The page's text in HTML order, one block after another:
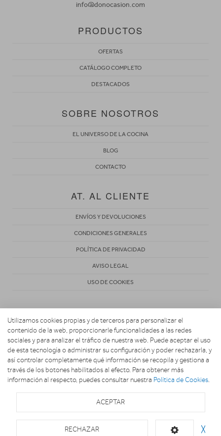
info@donocasion.com
PRODUCTOS
OFERTAS
CATÁLOGO COMPLETO
DESTACADOS
SOBRE NOSOTROS
EL UNIVERSO DE LA COCINA
BLOG
CONTACTO
AT. AL CLIENTE
ENVÍOS Y DEVOLUCIONES
CONDICIONES GENERALES
POLÍTICA DE PRIVACIDAD
AVISO LEGAL
USO DE COOKIES
Copyright 2026. EL UNIVERSO DE LA COCINA
Utilizamos cookies propias y de terceros para personalizar el
contenido de la web, proporcionarle funcionalidades a las redes
sociales y para analizar el tráfico de nuestra web. Puede aceptar el uso
de esta tecnología o administrar su configuración y poder rechazarla, y
así controlar completamente qué información se recopila y gestiona a
través de los botones habilitados al efecto. Para obtener más
información al respecto, puedes consultar nuestra Política de Cookies.
ACEPTAR
RECHAZAR ╳